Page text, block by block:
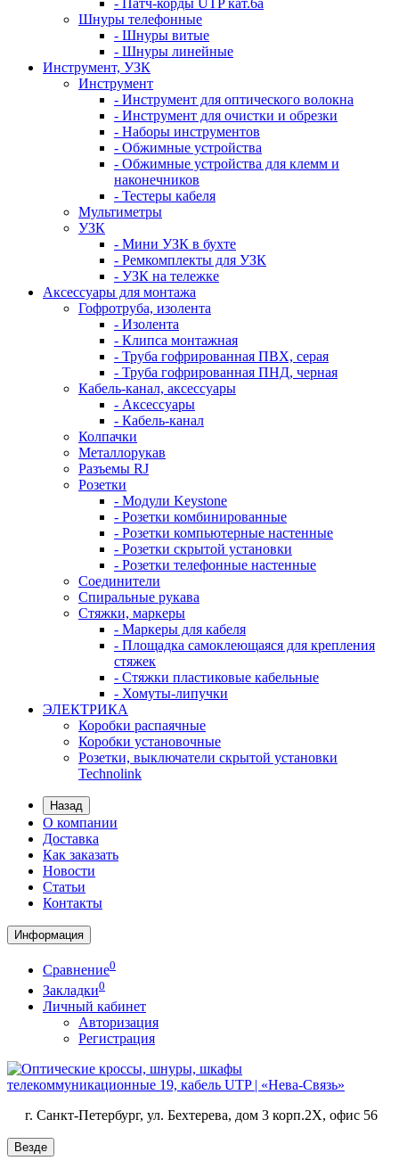
- Патч-корды UTP кат.6а
Шнуры телефонные
- Шнуры витые
- Шнуры линейные
Инструмент, УЗК
Инструмент
- Инструмент для оптического волокна
- Инструмент для очистки и обрезки
- Наборы инструментов
- Обжимные устройства
- Обжимные устройства для клемм и
наконечников
- Тестеры кабеля
Мультиметры
УЗК
- Мини УЗК в бухте
- Ремкомплекты для УЗК
- УЗК на тележке
Аксессуары для монтажа
Гофротруба, изолента
- Изолента
- Клипса монтажная
- Труба гофрированная ПВХ, серая
- Труба гофрированная ПНД, черная
Кабель-канал, аксессуары
- Аксессуары
- Кабель-канал
Колпачки
Металлорукав
Разъемы RJ
Розетки
- Модули Keystone
- Розетки комбинированные
- Розетки компьютерные настенные
- Розетки скрытой установки
- Розетки телефонные настенные
Соединители
Спиральные рукава
Стяжки, маркеры
- Маркеры для кабеля
- Площадка самоклеющаяся для крепления
стяжек
- Стяжки пластиковые кабельные
- Хомуты-липучки
ЭЛЕКТРИКА
Коробки распаячные
Коробки установочные
Розетки, выключатели скрытой установки
Technolink
Назад
О компании
Доставка
Как заказать
Новости
Статьи
Контакты
Информация
Сравнение0
Закладки0
Личный кабинет
Авторизация
Регистрация
г. Санкт-Петербург, ул. Бехтерева, дом 3 корп.2X, офис 56
Везде